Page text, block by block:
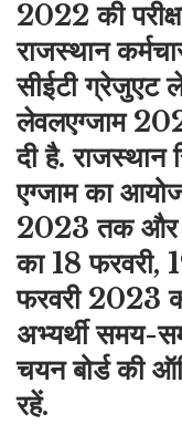
2022 की
राजस्थान
सीईटी ग्रेजुएट
लेवलएग्जाम
दी है. राजस्थान
एग्जाम का
2023 तक और
का 18 फरवरी,
फरवरी 2023
अभ्यर्थी समय-
चयन बोर्ड की
रहें.